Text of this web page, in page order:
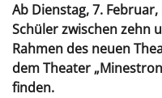
Ab Dienstag, 7.
Schüler zwischen zehn
Rahmen des neuen
dem Theater
finden.